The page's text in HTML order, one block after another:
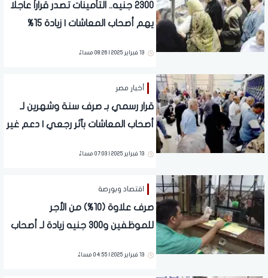
2300 جنيه.. التأمينات تصدر قراراً عاجلا
يهم أصحاب المعاشات | زيادة 15%
13 فبراير 2025 | 08:26 مساءً
أخبار مصر
قرار رسمي بـ صرف سنة وشهرين لـ
أصحاب المعاشات بآثر رجعي | دعم غير
13 فبراير 2025 | 07:03 مساءً
اقتصاد وبورصة
صرف علاوة (10%) من الأجر
للموظفين و300 جنيه زيادة لـ أصحاب
13 فبراير 2025 | 04:55 مساءً